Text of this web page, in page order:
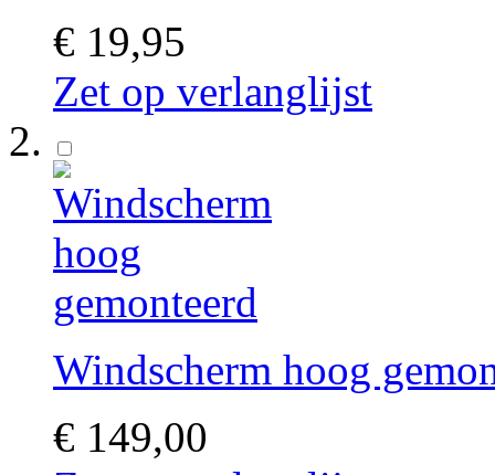
€ 19,95
Zet op verlanglijst
Windscherm hoog
€ 149,00